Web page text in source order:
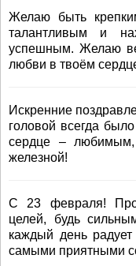
Желаю быть
талантливым и
успешным. Желаю
любви в твоём
Искренние
головой всегда
сердце –
железной!
С 23 февраля!
целей, будь
каждый день
самыми приятными